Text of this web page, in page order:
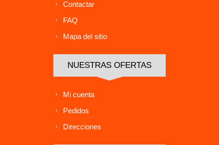
Contactar
FAQ
Mapa del sitio
NUESTRAS OFERTAS
Mi cuenta
Pedidos
Direcciones